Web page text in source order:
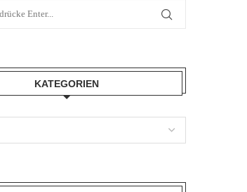
KATEGORIEN